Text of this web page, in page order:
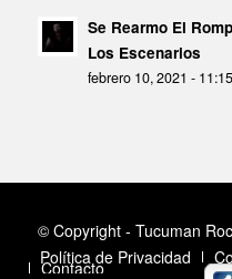
Se Rearmo El
Los Escenarios
febrero 10, 2021 -
© Copyright - Tucuman
Política de Privacidad
Contacto